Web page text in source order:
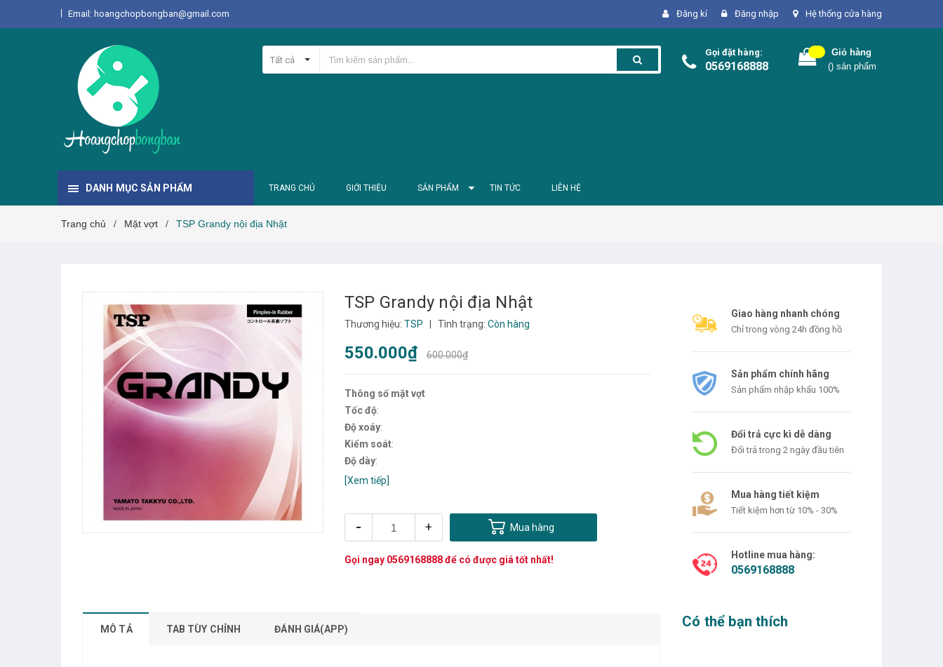
Email: hoangchopbongban@gmail.com Đăng kí Đăng nhập Hệ thống cửa hàng
Tất cả
Gọi đặt hàng:
0569168888
Giỏ hàng
() sản phẩm
DANH MỤC SẢN PHẨM TRANG CHỦ GIỚI THIỆU SẢN PHẨM TIN TỨC LIÊN HỆ
Trang chủ / Mặt vợt / TSP Grandy nội địa Nhật
TSP Grandy nội địa Nhật
Thương hiệu: TSP Tình trạng: Còn hàng
550.000₫ 600.000₫
Thông số mặt vợt
Tốc độ:
Độ xoáy:
Kiểm soát:
Độ dày:
[Xem tiếp]
- + Mua hàng
Gọi ngay 0569168888để có được giá tốt nhất!
MÔ TẢ TAB TÙY CHỈNH ĐÁNH GIÁ(APP)
Giao hàng nhanh chóng
Chỉ trong vòng 24h đồng hồ
Sản phẩm chính hãng
Sản phẩm nhập khẩu 100%
Đổi trả cực kì dễ dàng
Đổi trả trong 2 ngày đầu tiên
Mua hàng tiết kiệm
Tiết kiệm hơn từ 10% - 30%
Hotline mua hàng:
0569168888
Có thể bạn thích